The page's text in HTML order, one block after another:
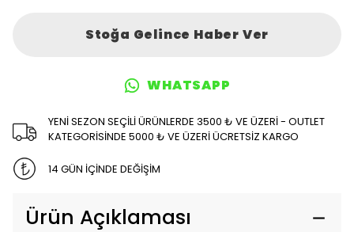
Stoğa Gelince Haber Ver
WHATSAPP
YENİ SEZON SEÇİLİ ÜRÜNLERDE 3500 ₺ VE ÜZERİ - OUTLET
KATEGORİSİNDE 5000 ₺ VE ÜZERİ ÜCRETSİZ KARGO
14 GÜN İÇİNDE DEĞİŞİM
Ürün Açıklaması